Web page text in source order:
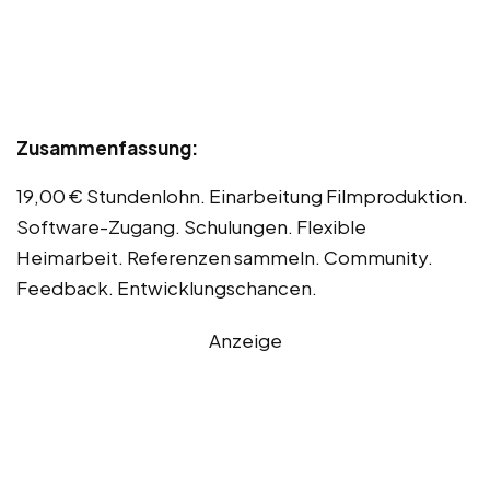
Zusammenfassung:
19,00 € Stundenlohn. Einarbeitung Filmproduktion.
Software-Zugang. Schulungen. Flexible
Heimarbeit. Referenzen sammeln. Community.
Feedback. Entwicklungschancen.
Anzeige